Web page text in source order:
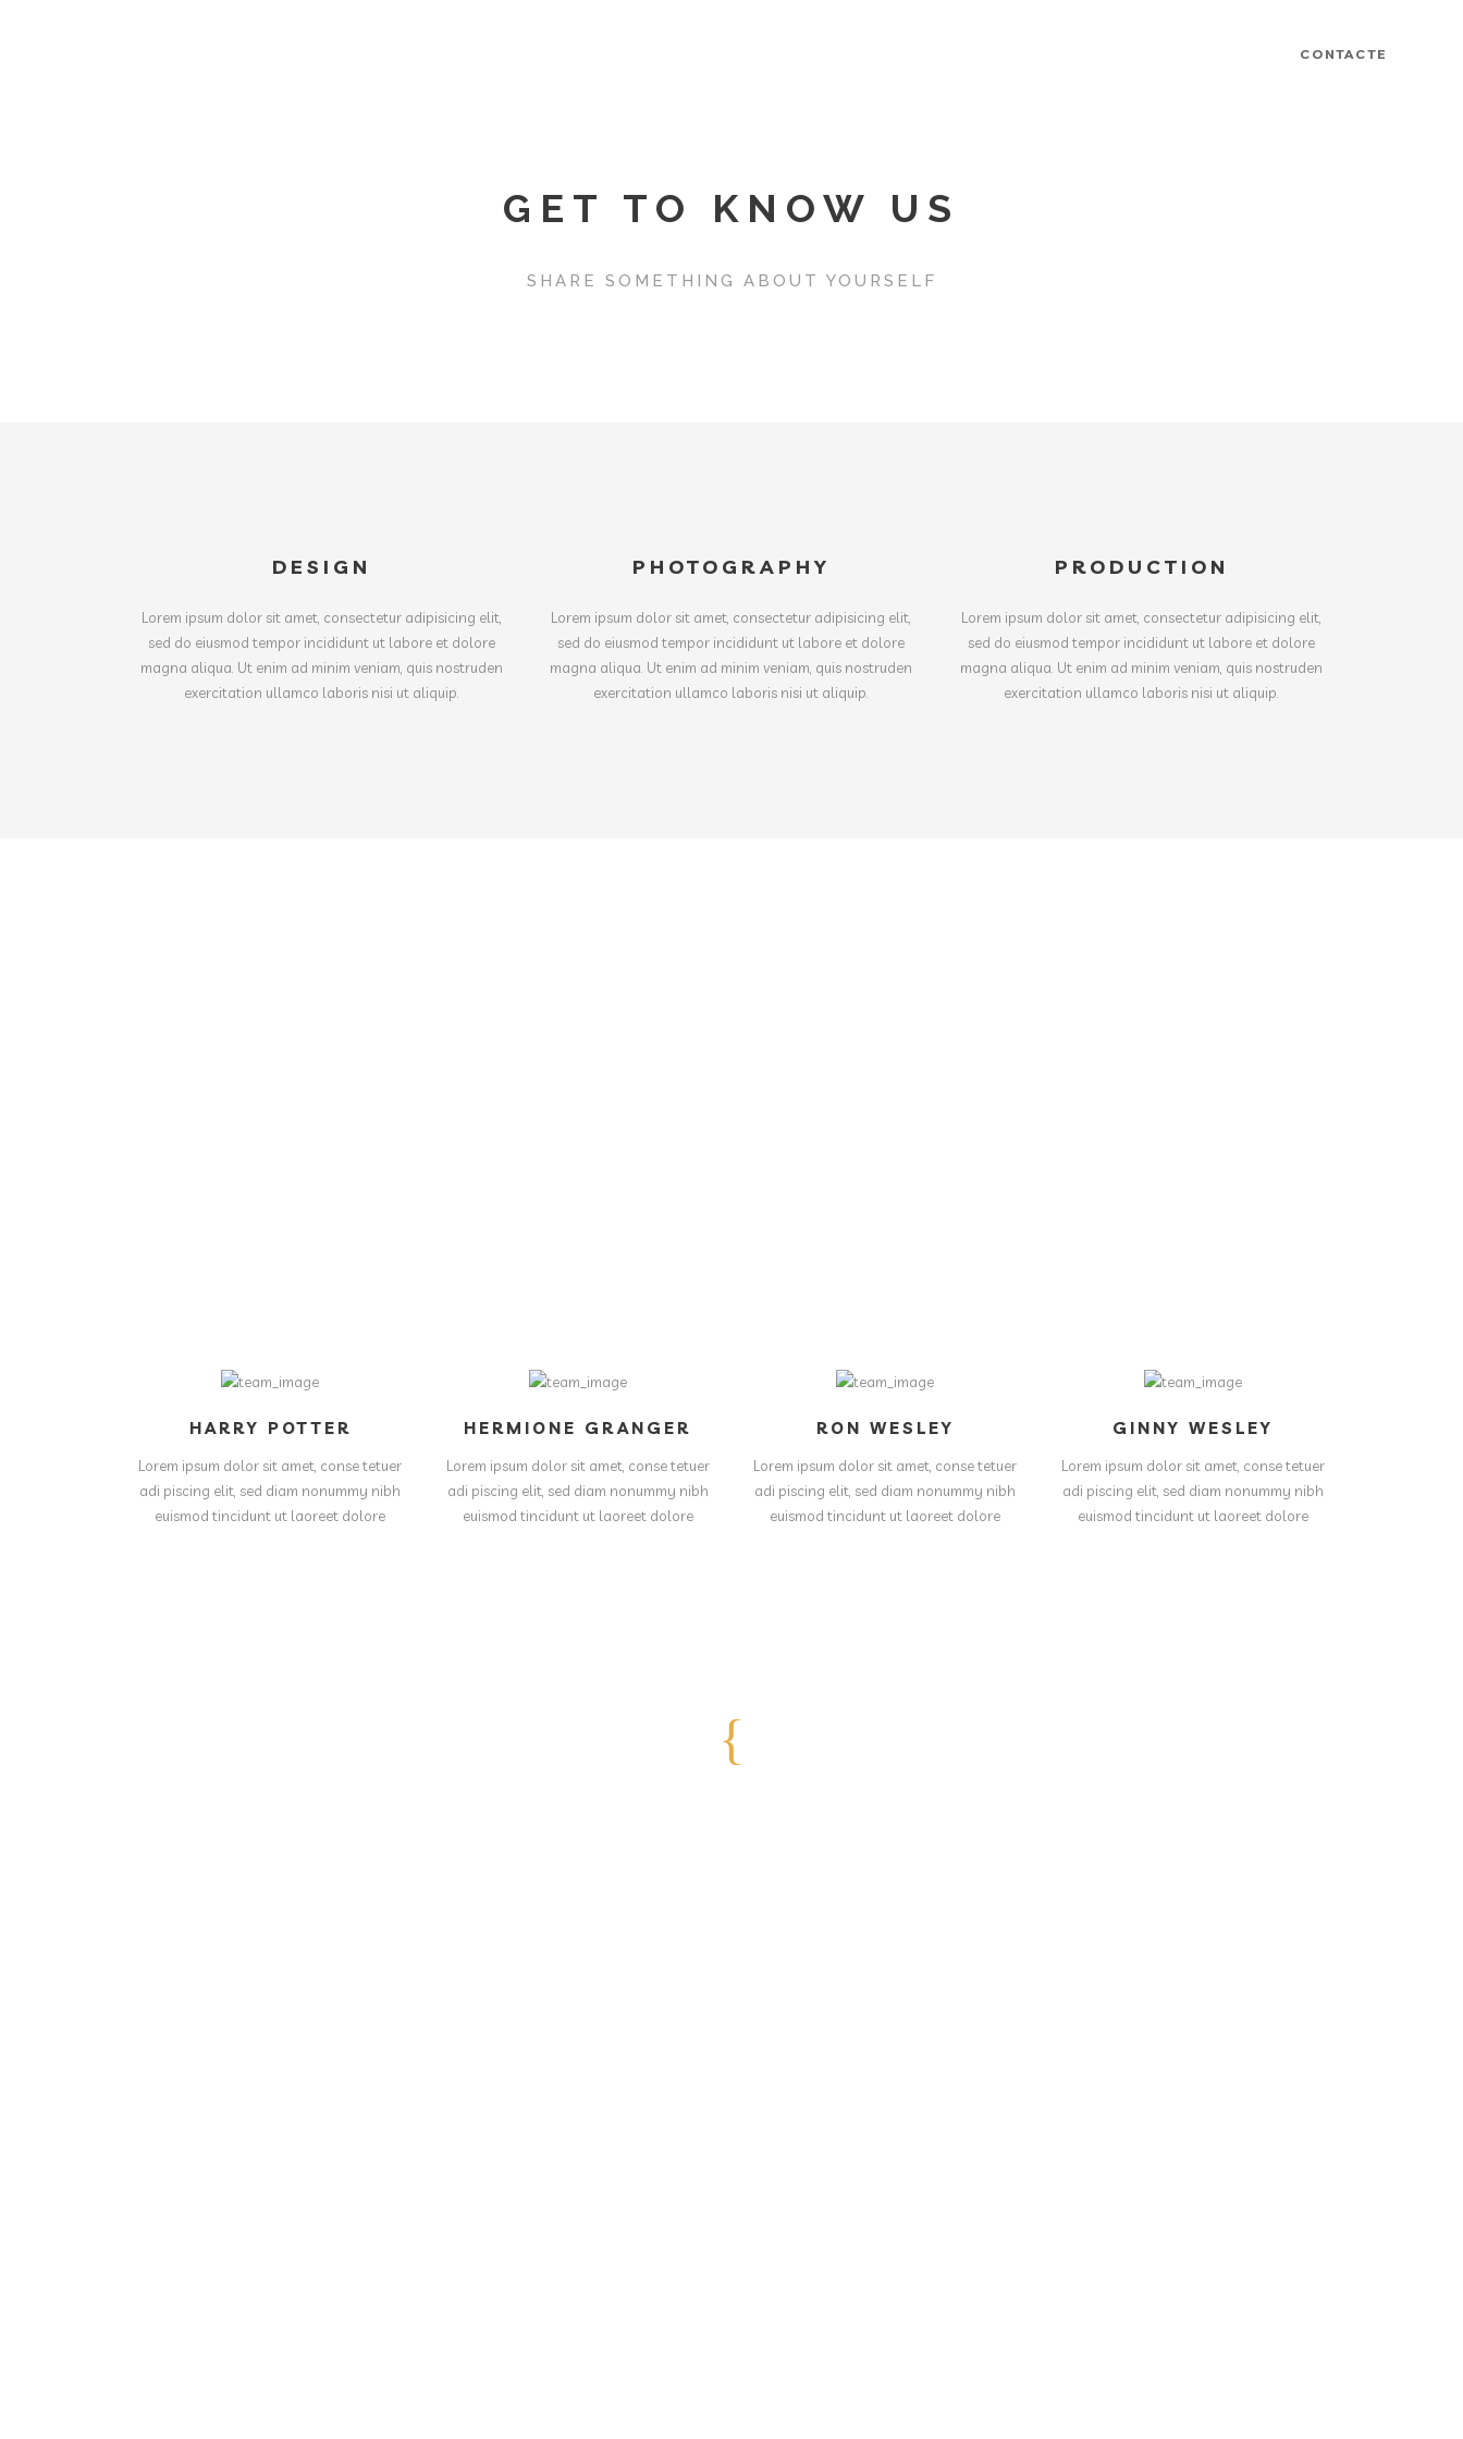
CONTACTE
GET TO KNOW US
SHARE SOMETHING ABOUT YOURSELF
DESIGN
Lorem ipsum dolor sit amet, consectetur adipisicing elit,
sed do eiusmod tempor incididunt ut labore et dolore
magna aliqua. Ut enim ad minim veniam, quis nostruden
exercitation ullamco laboris nisi ut aliquip.
PHOTOGRAPHY
Lorem ipsum dolor sit amet, consectetur adipisicing elit,
sed do eiusmod tempor incididunt ut labore et dolore
magna aliqua. Ut enim ad minim veniam, quis nostruden
exercitation ullamco laboris nisi ut aliquip.
PRODUCTION
Lorem ipsum dolor sit amet, consectetur adipisicing elit,
sed do eiusmod tempor incididunt ut labore et dolore
magna aliqua. Ut enim ad minim veniam, quis nostruden
exercitation ullamco laboris nisi ut aliquip.
HARRY POTTER
Lorem ipsum dolor sit amet, conse tetuer
adi piscing elit, sed diam nonummy nibh
euismod tincidunt ut laoreet dolore
HERMIONE GRANGER
Lorem ipsum dolor sit amet, conse tetuer
adi piscing elit, sed diam nonummy nibh
euismod tincidunt ut laoreet dolore
RON WESLEY
Lorem ipsum dolor sit amet, conse tetuer
adi piscing elit, sed diam nonummy nibh
euismod tincidunt ut laoreet dolore
GINNY WESLEY
Lorem ipsum dolor sit amet, conse tetuer
adi piscing elit, sed diam nonummy nibh
euismod tincidunt ut laoreet dolore